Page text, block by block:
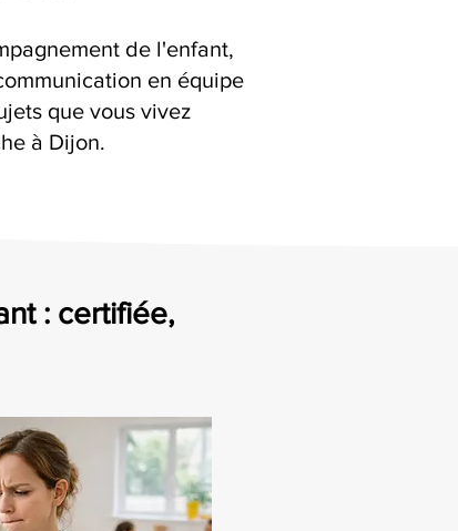
de l'enfant,
en équipe
que vous vivez
à Dijon.
: certifiée,